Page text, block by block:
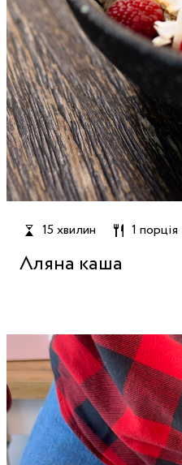
15 хвилин 1 порція
Лляна каша